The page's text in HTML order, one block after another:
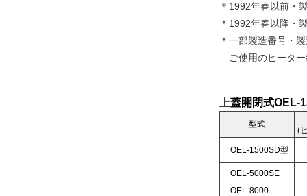
＊1992年春以前・
＊1992年春以降・
＊一部製造番号・
ご使用のヒーター
上蓋開閉式
型式
(
OEL-1500SD型
OEL-5000SE
OEL-8000